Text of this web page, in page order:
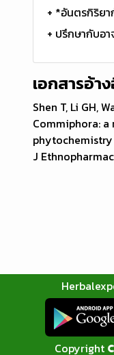
+ *อันตรกิริยา
+ ปรึกษากับอ
เอกสารอ้า
Shen T, Li GH,
Commiphora:
J
Copyright